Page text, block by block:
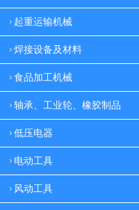
起重运输机械
焊接设备及材料
食品加工机械
轴承、工业轮、橡胶制品
低压电器
电动工具
风动工具